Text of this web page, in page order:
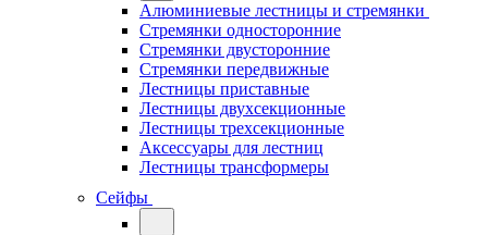
Алюминиевые лестницы и стремянки
Стремянки односторонние
Стремянки двусторонние
Стремянки передвижные
Лестницы приставные
Лестницы двухсекционные
Лестницы трехсекционные
Аксессуары для лестниц
Лестницы трансформеры
Сейфы